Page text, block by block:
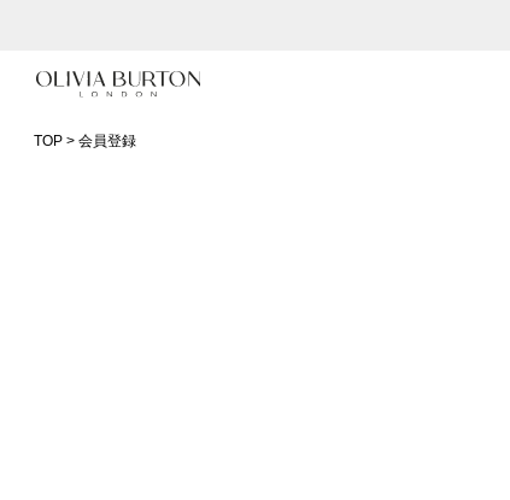
公式パッケージでお届け
TOP 会員登録